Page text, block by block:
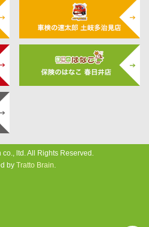
ltd. All Rights Reserved.
by Tratto Brain.